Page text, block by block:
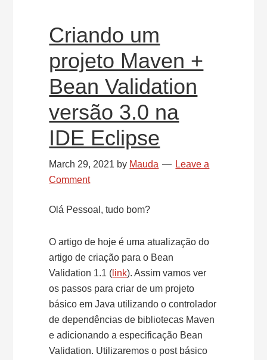
Criando um
projeto Maven +
Bean Validation
versão 3.0 na
IDE Eclipse
March 29, 2021 by Mauda
Leave a
Comment
Olá Pessoal, tudo bom?
O artigo de hoje é uma atualização do
artigo de criação para o Bean
Validation 1.1 ( link). Assim vamos ver
os passos para criar de um projeto
básico em Java utilizando o controlador
de dependências de bibliotecas Maven
e adicionando a especificação Bean
Validation. Utilizaremos o post básico